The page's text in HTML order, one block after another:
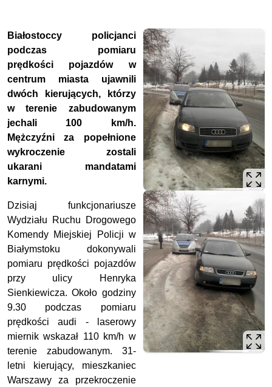
Białostoccy policjanci
podczas pomiaru
prędkości pojazdów w
centrum miasta ujawnili
dwóch kierujących, którzy
w terenie zabudowanym
jechali 100 km/h.
Mężczyźni za popełnione
wykroczenie zostali
ukarani mandatami
karnymi.
Dzisiaj funkcjonariusze
Wydziału Ruchu Drogowego
Komendy Miejskiej Policji w
Białymstoku dokonywali
pomiaru prędkości pojazdów
przy ulicy Henryka
Sienkiewicza. Około godziny
9.30 podczas pomiaru
prędkości audi - laserowy
miernik wskazał 110 km/h w
terenie zabudowanym. 31-
letni kierujący, mieszkaniec
Warszawy za przekroczenie